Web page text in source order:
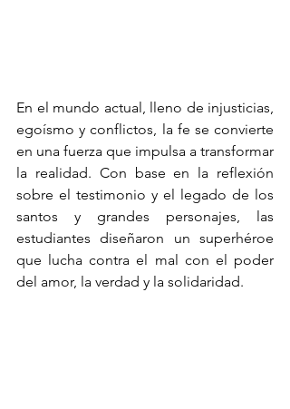
En el mundo actual, lleno de injusticias,
egoísmo y conflictos, la fe se convierte
en una fuerza que impulsa a transformar
la realidad. Con base en la reflexión
sobre el testimonio y el legado de los
santos y grandes personajes, las
estudiantes diseñaron un superhéroe
que lucha contra el mal con el poder
del amor, la verdad y la solidaridad.